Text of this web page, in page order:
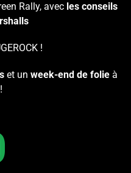
Rally, avec les conseils
!
et un week-end de folie à